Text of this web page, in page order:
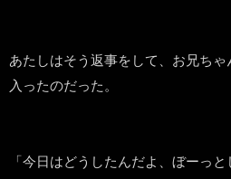
あたしはそう返事をして、お兄ち
入ったのだった。
「今日はどうしたんだよ、ぼーっと